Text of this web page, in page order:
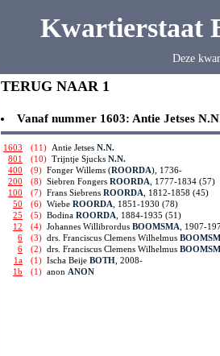
Kwartierstaat
Deze
TERUG NAAR 1
Vanaf nummer 1603: Antie Jetses
1603 (11) Antie Jetses N.N.
801
(10) Trijntje Sjucks N.N.
400
(9) Fonger Willems (ROORDA), 1736-
200
(8) Siebren Fongers ROORDA , 1777-1834 (57)
100
(7) Frans Siebrens ROORDA , 1812-1858 (45)
50
(6) Wiebe ROORDA , 1851-1930 (78)
25
(5) Bodina ROORDA , 1884-1935 (51)
12
(4) Johannes Willibrordus BOOMSMA , 1907-
6
(3) drs. Franciscus Clemens Wilhelmus
6
(2) drs. Franciscus Clemens Wilhelmus
1a
(1) Ischa Beije BOTH , 2008-
1b
(1) anon ANON